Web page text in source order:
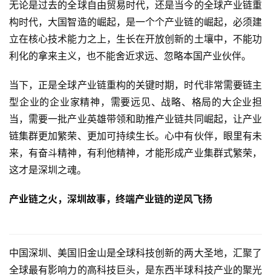
无论是过去的全球自由贸易时代，还是当今的全球产业链重
构时代，大国智造的崛起，是一个个产业链的崛起，必须建
立在核心技术能力之上，生长在开放创新的土壤中，不能功
利化的拿来主义，也不能舍近求远、忽略本国产业伙伴。
当下，正是全球产业链重构的关键时期，时代非常需要链主
型企业的企业家精神，需要远见、战略、格局的大企业担
当，需要一批产业英雄带领和助推产业链共同崛起，让产业
链集群更加繁荣、更加可持续生长。心中有伙伴，眼里有未
来，有奋斗精神，有利他精神，才能形成产业集群式繁荣，
这才是深圳之魂。
产业链之火，深圳故事，终端产业链的逆风飞扬
中国深圳、美国旧金山是全球科技创新的两大圣地，汇聚了
全球最有影响力的高科技巨头，是东西半球科技产业的聚光